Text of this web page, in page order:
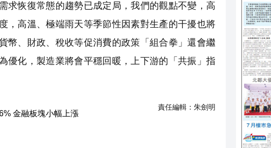
恢復常態的趨勢已成定局，我們的觀點不變，高
，高溫、極端雨天等季節性因素對生產的干擾也將
幣、財政、稅收等促消費的政策「組合拳」還會繼
優化，製造業將會平穩回暖，上下游的「共振」指
責任編輯： 朱劍明